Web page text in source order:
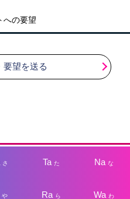
への要望
要望を送る
さ Taた Na な
や Ra ら Wa わ